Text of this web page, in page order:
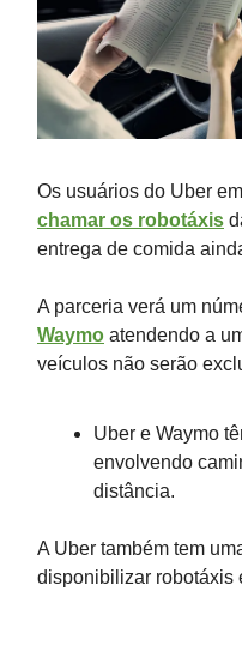
Os usuários do Uber
chamar os robotáxis
entrega de comida
A parceria verá um
Waymo atendendo a
veículos não serão
Uber e Waymo
envolvendo
distância.
A Uber também tem
disponibilizar robotáxis